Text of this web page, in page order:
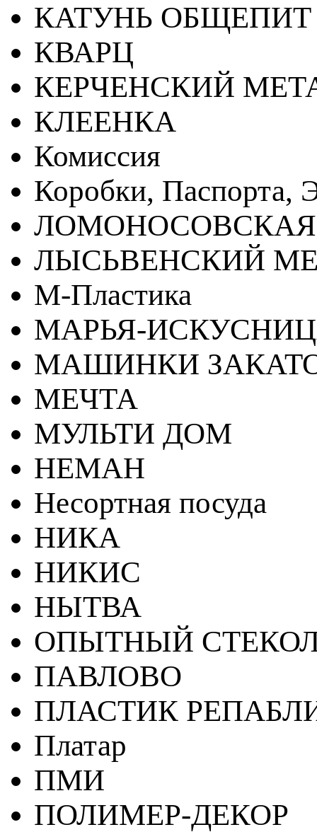
КАТУНЬ ОБЩЕПИТ
КВАРЦ
КЕРЧЕНСКИЙ
КЛЕЕНКА
Комиссия
Коробки, Паспорта,
ЛЫСЬВЕНСКИЙ
М-Пластика
МАРЬЯ-
МАШИНКИ
МЕЧТА
МУЛЬТИ ДОМ
НЕМАН
Несортная посуда
НИКА
НИКИС
НЫТВА
ОПЫТНЫЙ
ПАВЛОВО
ПЛАСТИК
Платар
ПМИ
ПОЛИМЕР-ДЕКОР